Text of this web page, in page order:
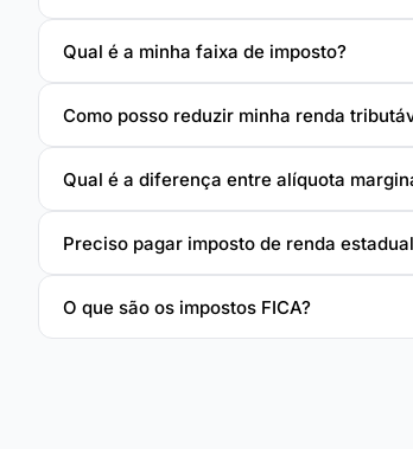
Qual é a minha faixa de imposto?
Como posso reduzir minha renda
Qual é a diferença entre alíquota
Preciso pagar imposto de renda
O que são os impostos FICA?